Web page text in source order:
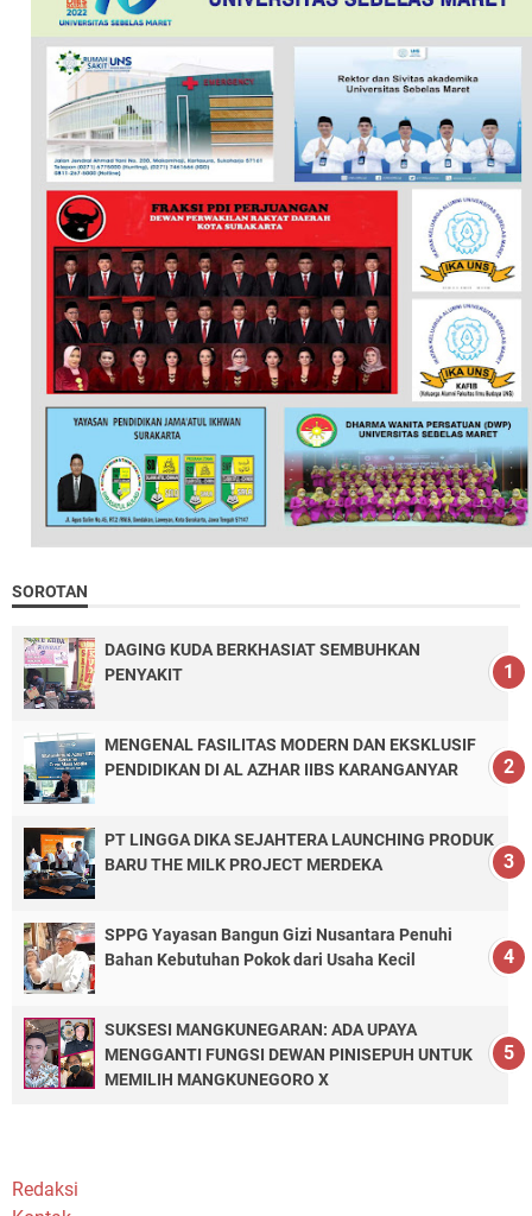
SOROTAN
DAGING KUDA BERKHASIAT SEMBUHKAN
PENYAKIT
MENGENAL FASILITAS MODERN DAN EKSKLUSIF
PENDIDIKAN DI AL AZHAR IIBS KARANGANYAR
PT LINGGA DIKA SEJAHTERA LAUNCHING PRODUK
BARU THE MILK PROJECT MERDEKA
SPPG Yayasan Bangun Gizi Nusantara Penuhi
Bahan Kebutuhan Pokok dari Usaha Kecil
SUKSESI MANGKUNEGARAN: ADA UPAYA
MENGGANTI FUNGSI DEWAN PINISEPUH UNTUK
MEMILIH MANGKUNEGORO X
Redaksi